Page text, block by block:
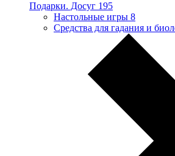
Подарки. Досуг 195
Настольные игры 8
Средства для гадания и